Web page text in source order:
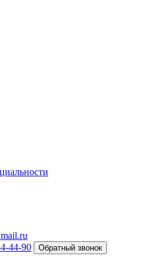
44-90 Обратный звонок